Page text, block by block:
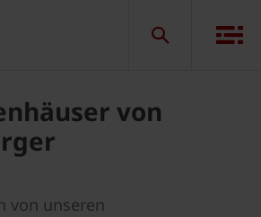
von
von unseren